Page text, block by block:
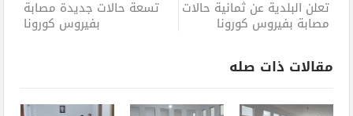
تعلن البلدية عن ثمانية حالات
مصابة بفيروس كورونا
تسعة حالات جديدة مصابة
بفيروس كورونا
مقالات ذات صله